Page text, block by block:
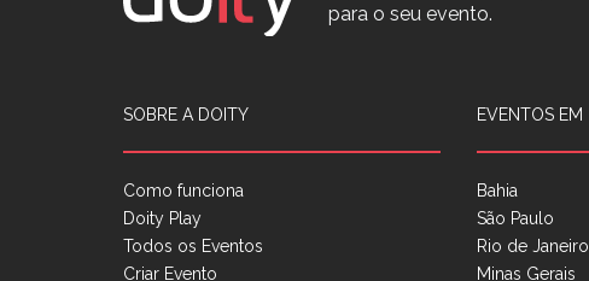
para o seu evento.
SOBRE A DOITY
Como funciona
Doity Play
Todos os Eventos
Criar Evento
EVENTOS EM
Bahia
São Paulo
Rio de Janeiro
Minas Gerais